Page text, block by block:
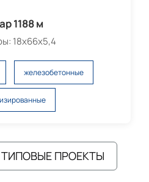
1188 м
18х66х5,4
железобетонные
ПРОЕКТЫ